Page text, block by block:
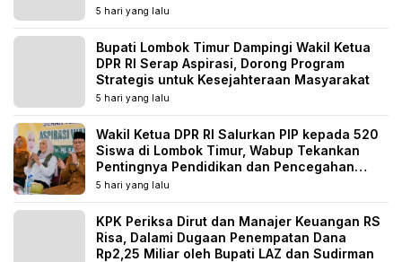
5 hari yang lalu
Bupati Lombok Timur Dampingi Wakil Ketua
DPR RI Serap Aspirasi, Dorong Program
Strategis untuk Kesejahteraan Masyarakat
5 hari yang lalu
Wakil Ketua DPR RI Salurkan PIP kepada 520
Siswa di Lombok Timur, Wabup Tekankan
Pentingnya Pendidikan dan Pencegahan
Perkawinan Anak
5 hari yang lalu
KPK Periksa Dirut dan Manajer Keuangan RS
Risa, Dalami Dugaan Penempatan Dana
Rp2,25 Miliar oleh Bupati LAZ dan Sudirman